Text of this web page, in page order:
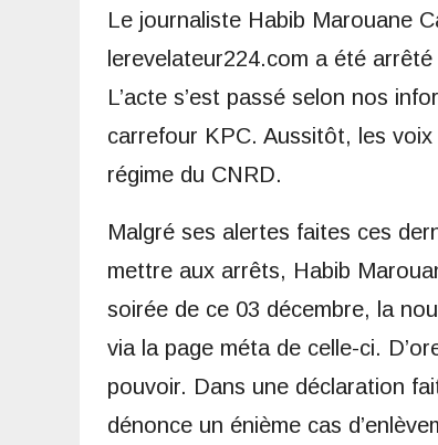
Le journaliste Habib Marouane
lerevelateur224.com a été
L’acte s’est passé selon nos
carrefour KPC. Aussitôt, les
régime du CNRD.
Malgré ses alertes faites ces
mettre aux arrêts, Habib
soirée de ce 03 décembre, la
via la page méta de celle-ci.
pouvoir. Dans une déclaration
dénonce un énième cas